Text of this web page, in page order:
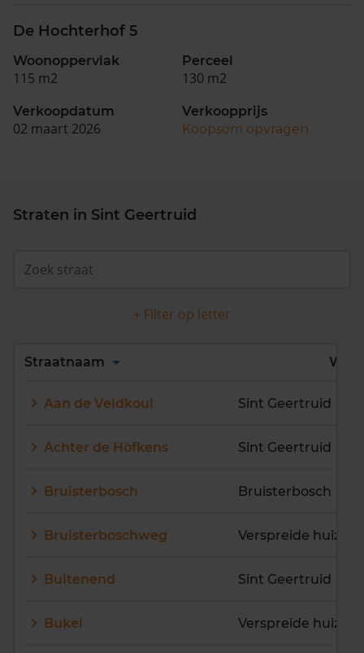
De Hochterhof 5
Woonoppervlak
115 m2
Perceel
130 m2
Verkoopdatum
02 maart 2026
Verkoopprijs
Koopsom opvragen
Straten in Sint Geertruid
+ Filter op letter
Alles
Q
R S U
V
Straatnaam Wijk
Aan de Veldkoul Sint Geertruid
Achter de Höfkens Sint Geertruid
Bruisterbosch Bruisterbosch
Bruisterboschweg Verspreide huizen
Buitenend Sint Geertruid
Bukel Verspreide huizen